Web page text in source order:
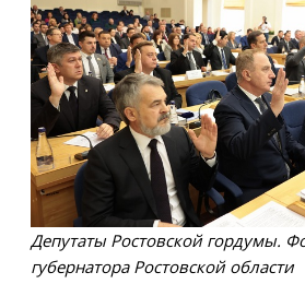
Депутаты Ростовской гордумы.
губернатора Ростовской области